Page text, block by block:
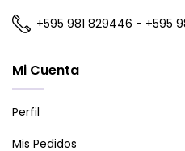
+595 981 829446 - +595
Mi Cuenta
Perfil
Mis Pedidos